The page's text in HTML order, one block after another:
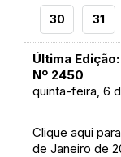
Última Edição:
Nº 2450
quinta-feira, 6
Clique aqui
de Janeiro de
30 31